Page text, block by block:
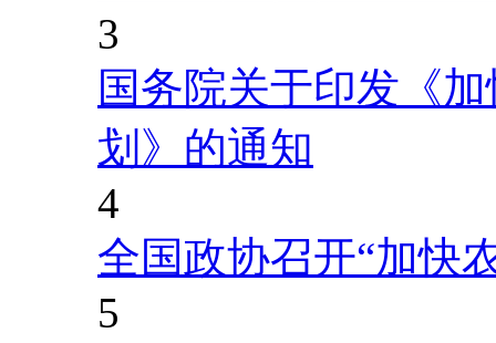
3
国务院关于印发《
划》的通知
4
全国政协召开“加快
5